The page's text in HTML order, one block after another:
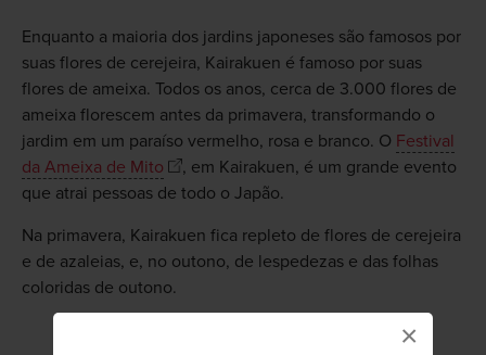
×
Enquanto a maioria dos jardins japoneses são famosos por
suas flores de cerejeira, Kairakuen é famoso por suas
flores de ameixa. Todos os anos, cerca de 3.000 flores de
ameixa florescem antes da primavera, transformando o
jardim em um paraíso vermelho, rosa e branco. O Festival
da Ameixa de Mito
, em Kairakuen, é um grande evento
que atrai pessoas de todo o Japão.
Na primavera, Kairakuen fica repleto de flores de cerejeira
e de azaleias, e, no outono, de lespedezas e das folhas
coloridas de outono.